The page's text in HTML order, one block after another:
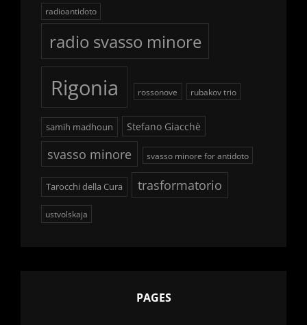
radioantidoto
radio svasso minore
Rigonia rossonove rubakov trio
samih madhoun Stefano Giacchè
svasso minore svasso minore for antidoto
Tarocchi della Cura trasformatorio
ustvolskaja
PAGES